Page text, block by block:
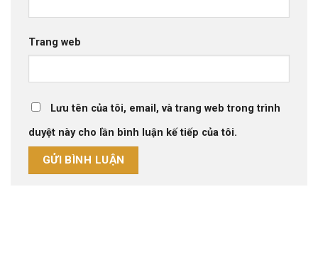
Trang web
Lưu tên của tôi, email, và trang web trong trình
duyệt này cho lần bình luận kế tiếp của tôi.